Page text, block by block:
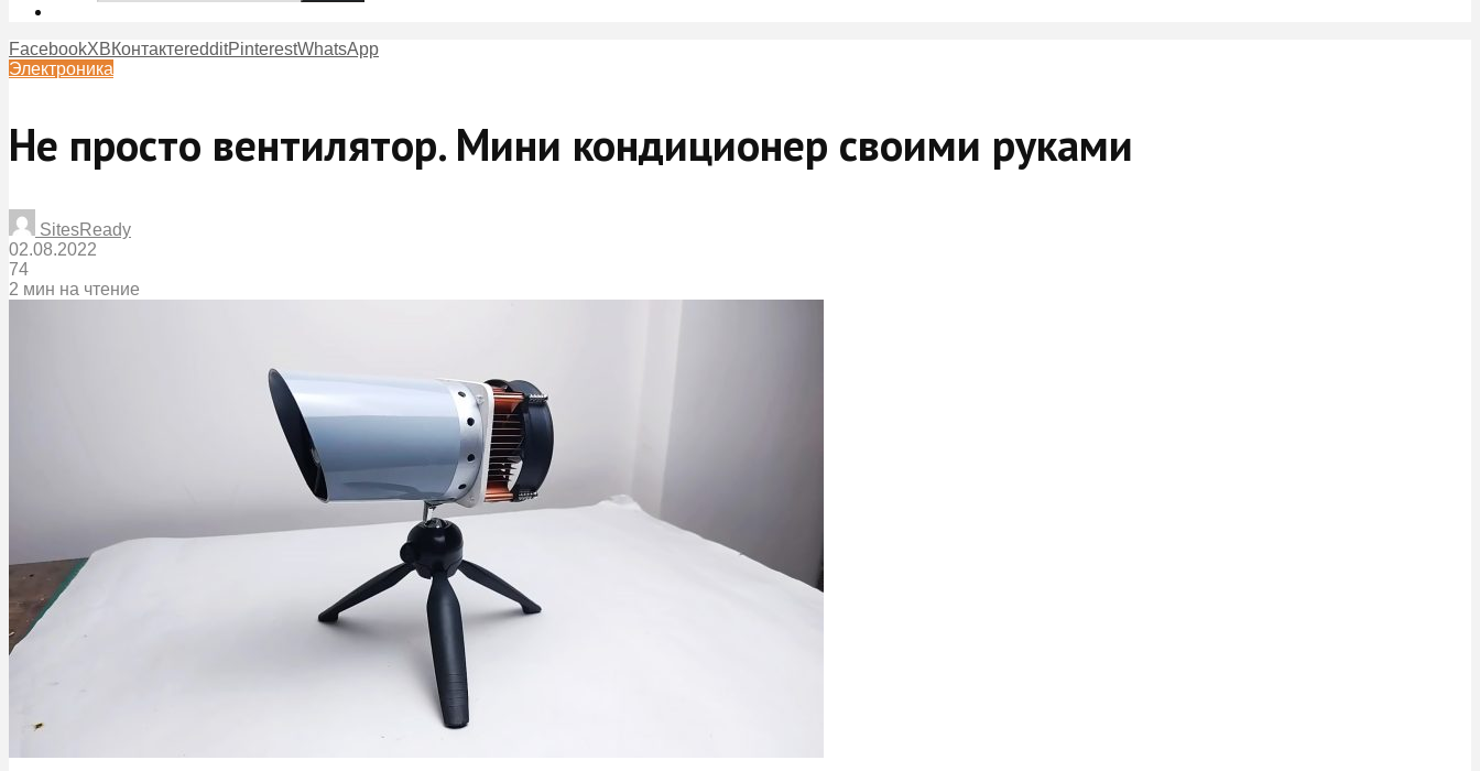
FacebookXВКонтактеredditPinterestWhatsApp
Электроника
Не просто вентилятор. Мини кондиционер своими руками
SitesReady
02.08.2022
74
2 мин на чтение